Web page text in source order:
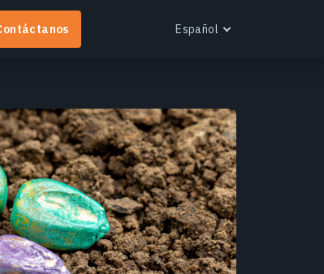
analíticos personalizados con
avanzada para cualquier industria.
Español
Português
Українська
Русский